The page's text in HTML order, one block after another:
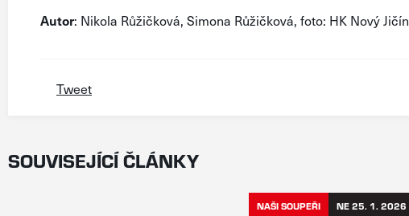
Autor: Nikola Růžičková, Simona Růžičková, foto: HK Nový Jičín
Tweet
SOUVISEJÍCÍ ČLÁNKY
NAŠI SOUPEŘI NE 25. 1. 2026